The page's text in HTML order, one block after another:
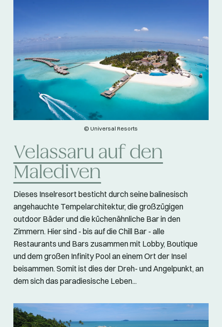
© Universal Resorts
Velassaru auf den
Malediven
Dieses Inselresort besticht durch seine balinesisch
angehauchte Tempelarchitektur, die großzügigen
outdoor Bäder und die küchenähnliche Bar in den
Zimmern. Hier sind - bis auf die Chill Bar - alle
Restaurants und Bars zusammen mit Lobby, Boutique
und dem großen Infinity Pool an einem Ort der Insel
beisammen. Somit ist dies der Dreh- und Angelpunkt, an
dem sich das paradiesische Leben...